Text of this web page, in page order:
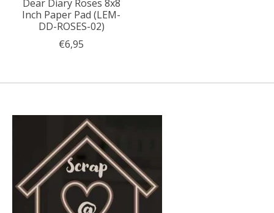
Dear Diary Roses 8x8
Inch Paper Pad (LEM-
DD-ROSES-02)
€6,95